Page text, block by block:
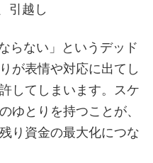
引越し
らない」というデッド
が表情や対応に出てし
してしまいます。スケ
ゆとりを持つことが、
り資金の最大化につな